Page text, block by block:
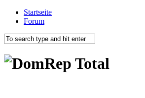
Startseite
Forum